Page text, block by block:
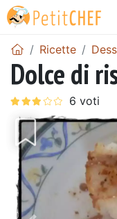
Ricette
Dolce di